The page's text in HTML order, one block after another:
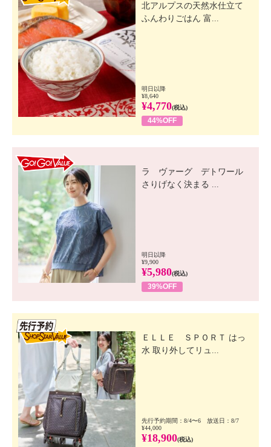
北アルプスの天然水仕立て
ふんわりごはん 富...
明日以降
¥8,640
¥4,770(税込)
44%OFF
ラ ヴァーグ デトワール
さりげなく決まる ...
明日以降
¥9,900
¥5,980(税込)
39%OFF
ＥＬＬＥ ＳＰＯＲＴ はっ
水 取り外してリュ...
先行予約期間：8/4〜6 放送日：8/7
¥44,000
¥18,900(税込)